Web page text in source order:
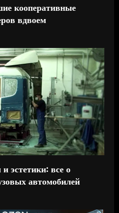
кооперативные
вдвоем
эстетики: все о
автомобилей